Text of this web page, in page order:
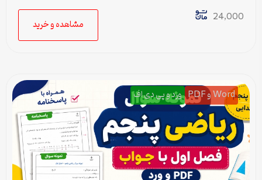
24,000
مشاهده و خرید
Word و PDF ورد و پی دی اف